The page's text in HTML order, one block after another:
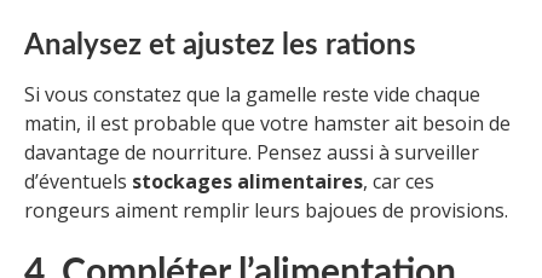
Analysez et ajustez les rations
Si vous constatez que la gamelle reste vide chaque
matin, il est probable que votre hamster ait besoin de
davantage de nourriture. Pensez aussi à surveiller
d’éventuels stockages alimentaires, car ces
rongeurs aiment remplir leurs bajoues de provisions.